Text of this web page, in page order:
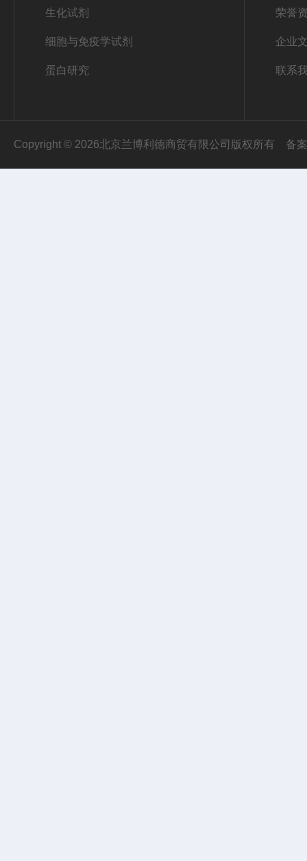
生化试剂
细胞与免疫学试剂
蛋白研究
荣誉
企业
联系
Copyright © 2026北京兰博利德商贸有限公司版权所有 备